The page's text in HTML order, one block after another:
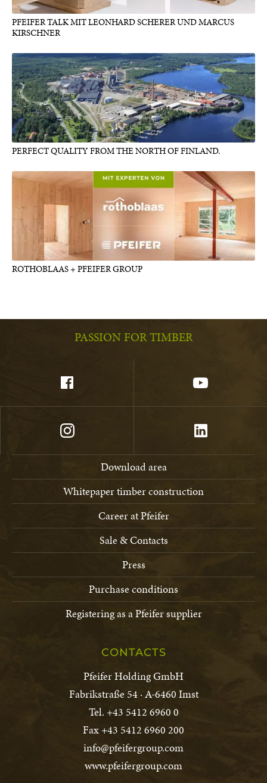
PFEIFER TALK MIT LEONHARD SCHERER UND MARCUS
KIRSCHNER
PERFECT QUALITY FROM THE NORTH OF FINLAND.
ROTHOBLAAS + PFEIFER GROUP
PASSION FOR TIMBER
Download area
Whitepaper timber construction
Career at Pfeifer
Sale & Contacts
Press
Purchase conditions
Registering as a Pfeifer supplier
CONTACTS
Pfeifer Holding GmbH
Fabrikstraße 54 · A-6460 Imst
Tel. +43 5412 6960 0
Fax +43 5412 6960 200
info@pfeifergroup.com
www.pfeifergroup.com